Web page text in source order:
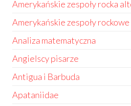
Amerykańskie zespoły rocka
Amerykańskie zespoły rockowe
Analiza matematyczna
Angielscy pisarze
Antigua i Barbuda
Apataniidae